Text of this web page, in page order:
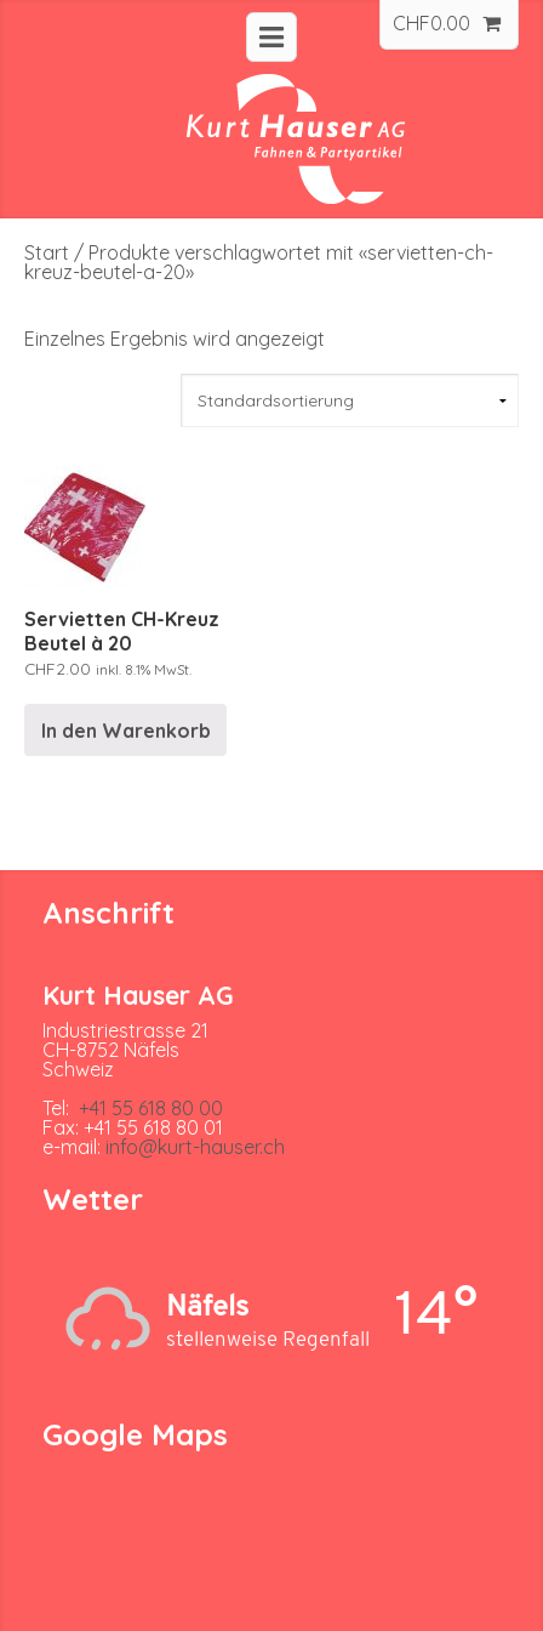
CHF0.00
Start / Produkte verschlagwortet mit «servietten-ch-
kreuz-beutel-a-20»
Einzelnes Ergebnis wird angezeigt
Servietten CH-Kreuz
Beutel à 20
CHF2.00 inkl. 8.1% MwSt.
In den Warenkorb
Anschrift
Kurt Hauser AG
Industriestrasse 21
CH-8752 Näfels
Schweiz
Tel: +41 55 618 80 00
Fax: +41 55 618 80 01
e-mail: info@kurt-hauser.ch
Wetter
Näfels
stellenweise Regenfall 14°
Google Maps